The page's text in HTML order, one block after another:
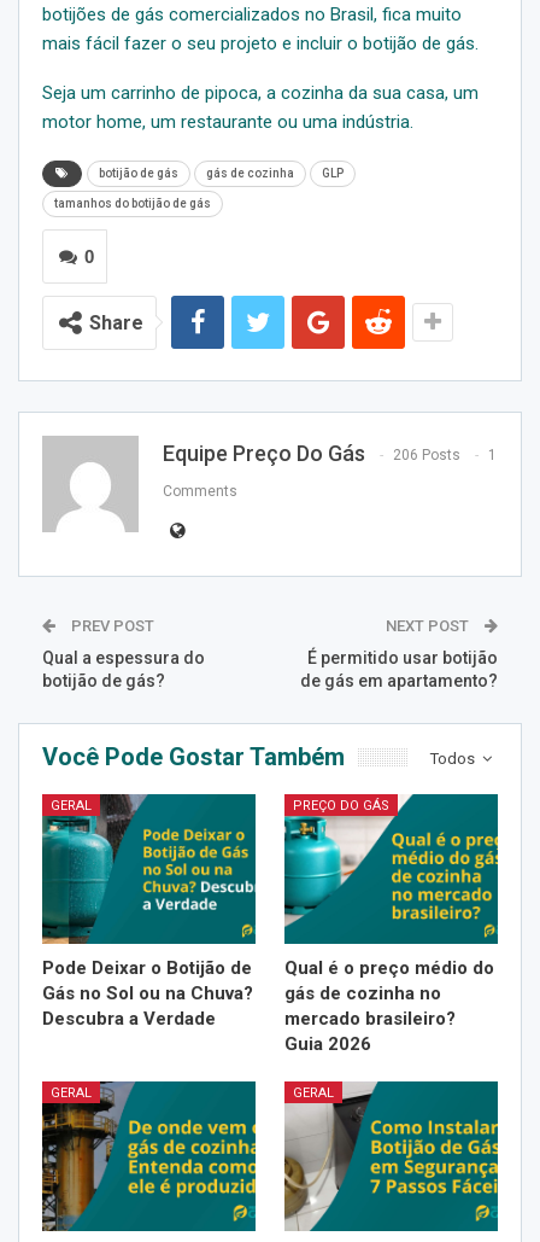
botijões de gás comercializados no Brasil, fica muito
mais fácil fazer o seu projeto e incluir o botijão de gás.
Seja um carrinho de pipoca, a cozinha da sua casa, um
motor home, um restaurante ou uma indústria.
botijão de gás gás de cozinha GLP
tamanhos do botijão de gás
0
Share
Equipe Preço Do Gás 206 Posts 1
Comments
PREV POST
Qual a espessura do
botijão de gás?
NEXT POST
É permitido usar botijão
de gás em apartamento?
Todos
Você Pode Gostar Também
GERAL
Pode Deixar o Botijão de
Gás no Sol ou na Chuva?
Descubra a Verdade
PREÇO DO GÁS
Qual é o preço médio do
gás de cozinha no
mercado brasileiro?
Guia 2026
GERAL GERAL